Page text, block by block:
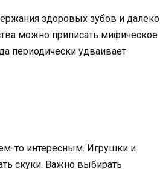
здоровых зубов и далеко
можно приписать мифическое
периодически удваивает
то интересным. Игрушки и
скуки. Важно выбирать